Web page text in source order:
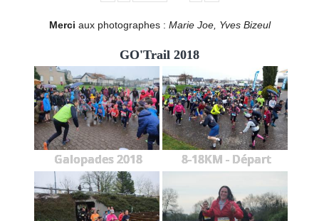
Merci aux photographes : Marie Joe, Yves Bizeul
GO'Trail 2018
Galopades 2018 8-18KM - Départ